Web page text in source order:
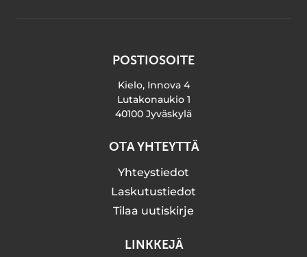
POSTIOSOITE
Kielo, Innova 4
Lutakonaukio 1
40100 Jyväskylä
OTA YHTEYTTÄ
Yhteystiedot
Laskutustiedot
Tilaa uutiskirje
LINKKEJÄ